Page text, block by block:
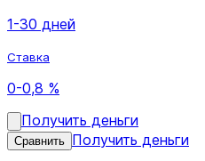
1-30 дней
Ставка
0-0,8 %
Получить деньги
Сравнить Получить деньги